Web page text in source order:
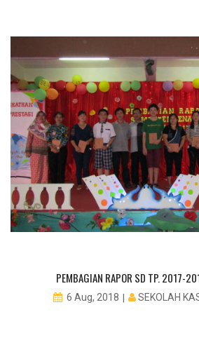
PEMBAGIAN RAPOR SD TP. 2017-
6 Aug, 2018 SEKOLAH